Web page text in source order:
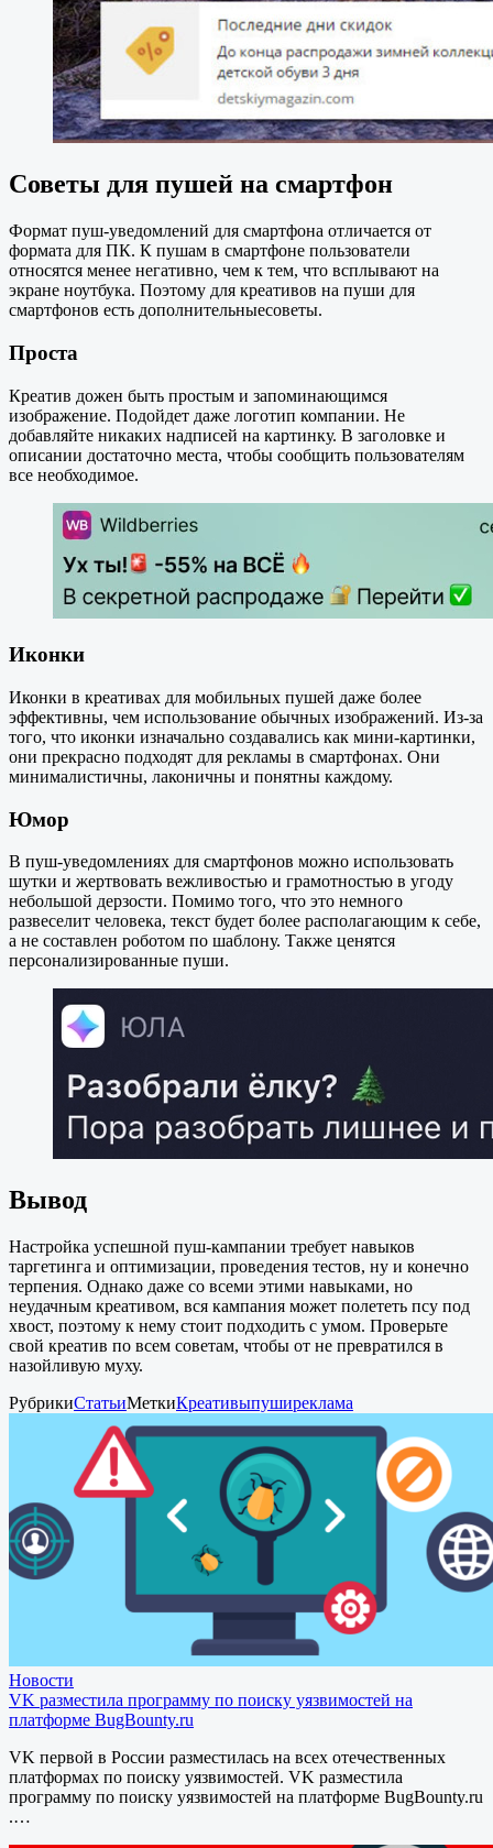
Советы для пушей на смартфон
Формат пуш-уведомлений для смартфона отличается от
формата для ПК. К пушам в смартфоне пользователи
относятся менее негативно, чем к тем, что всплывают на
экране ноутбука. Поэтому для креативов на пуши для
смартфонов есть дополнительныесоветы.
Проста
Креатив дожен быть простым и запоминающимся
изображение. Подойдет даже логотип компании. Не
добавляйте никаких надписей на картинку. В заголовке и
описании достаточно места, чтобы сообщить пользователям
все необходимое.
Иконки
Иконки в креативах для мобильных пушей даже более
эффективны, чем использование обычных изображений. Из-за
того, что иконки изначально создавались как мини-картинки,
они прекрасно подходят для рекламы в смартфонах. Они
минималистичны, лаконичны и понятны каждому.
Юмор
В пуш-уведомлениях для смартфонов можно использовать
шутки и жертвовать вежливостью и грамотностью в угоду
небольшой дерзости. Помимо того, что это немного
развеселит человека, текст будет более располагающим к себе,
а не составлен роботом по шаблону. Также ценятся
персонализированные пуши.
Вывод
Настройка успешной пуш-кампании требует навыков
таргетинга и оптимизации, проведения тестов, ну и конечно
терпения. Однако даже со всеми этими навыками, но
неудачным креативом, вся кампания может полететь псу под
хвост, поэтому к нему стоит подходить с умом. Проверьте
свой креатив по всем советам, чтобы от не превратился в
назойливую муху.
РубрикиСтатьиМеткиКреативыпуширеклама
Новости
VK разместила программу по поиску уязвимостей на
платформе BugBounty.ru
VK первой в России разместилась на всех отечественных
платформах по поиску уязвимостей. VK разместила
программу по поиску уязвимостей на платформе BugBounty.ru
.…